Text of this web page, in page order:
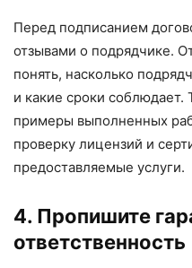
Перед подписанием
отзывами о подрядчике.
понять, насколько
и какие сроки соблюдает.
примеры выполненных
проверку лицензий и
предоставляемые услуги.
4. Пропишите
ответственность